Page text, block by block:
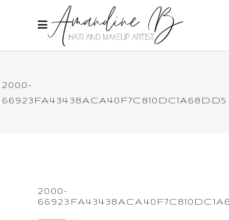
2000-
66923FA43438ACA40F7C810DC1A68DD5
2000-